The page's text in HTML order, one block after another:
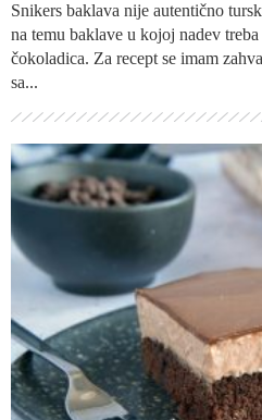
Snikers baklava nije autentično
na temu baklave u kojoj nadev
čokoladica. Za recept se imam
sa...